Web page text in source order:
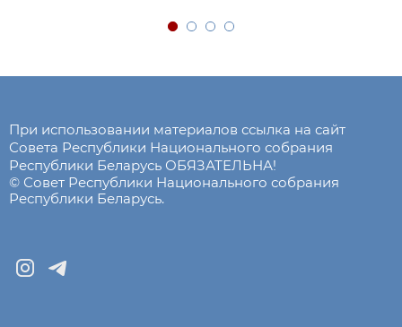
При использовании материалов ссылка на сайт
Совета Республики Национального собрания
Республики Беларусь ОБЯЗАТЕЛЬНА!
© Совет Республики Национального собрания
Республики Беларусь.